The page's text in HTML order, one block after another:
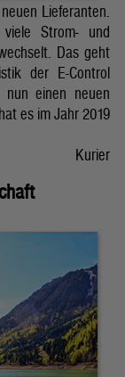
Lieferanten.
Strom- und
Das geht
der E-Control
nun einen neuen
es im Jahr 2019
Kurier